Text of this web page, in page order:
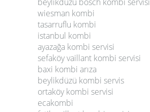
wiesman kombi
tasarruflu kombi
istanbul kombi
ayazağa kombi servisi
sefaköy vaillant kombi servisi
baxi kombi arıza
beylikdüzü kombi servis
ortaköy kombi servisi
ecakombi